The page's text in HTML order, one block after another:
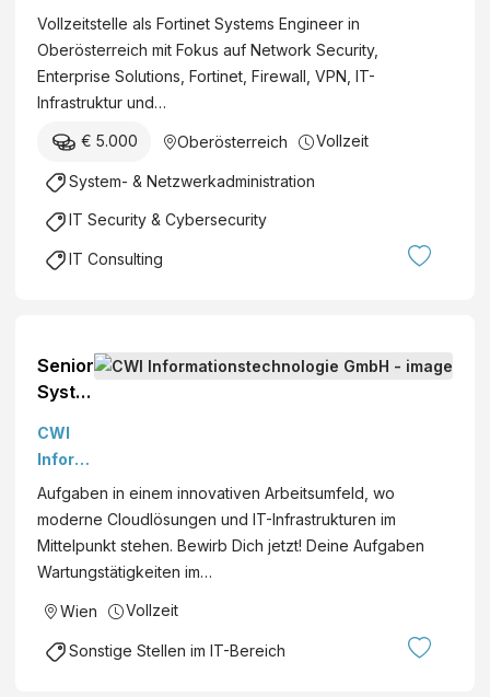
Vollzeitstelle als Fortinet Systems Engineer in
Oberösterreich mit Fokus auf Network Security,
Enterprise Solutions, Fortinet, Firewall, VPN, IT-
Infrastruktur und…
€ 5.000 Oberösterreich Vollzeit
System- & Netzwerkadministration
IT Security & Cybersecurity
IT Consulting
Senior
Syste
Engin
eer
(m/w/
d) Bei
uns
erwar
ten
vielfäl
CWI
Inform
ationst
echnol
ogie
GmbH
Aufgaben in einem innovativen Arbeitsumfeld, wo
moderne Cloudlösungen und IT-Infrastrukturen im
Mittelpunkt stehen. Bewirb Dich jetzt! Deine Aufgaben
Wartungstätigkeiten im…
Wien Vollzeit
Sonstige Stellen im IT-Bereich